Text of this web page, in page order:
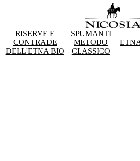
RISERVE E
CONTRADE
DELL'ETNA BIO
SPUMANTI
METODO
CLASSICO